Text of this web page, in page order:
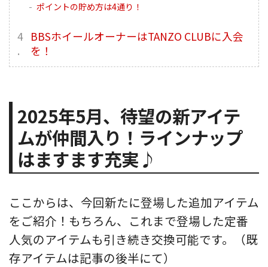
ポイントの貯め方は4通り！
BBSホイールオーナーはTANZO CLUBに入会
を！
2025年5月、待望の新アイテ
ムが仲間入り！ラインナップ
はますます充実♪
ここからは、今回新たに登場した追加アイテム
をご紹介！もちろん、これまで登場した定番
人気のアイテムも引き続き交換可能です。（既
存アイテムは記事の後半にて）